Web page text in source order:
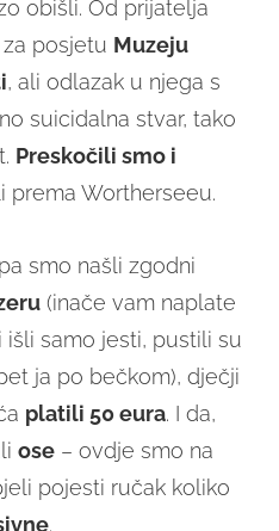
obišli. Od prijatelja
posjetu Muzeju
, ali odlazak u njega s
suicidalna stvar, tako
Preskočili smo i
prema Wortherseeu.
smo našli zgodni
(inače vam naplate
išli samo jesti, pustili su
ja po bečkom), dječji
platili 50 eura. I da,
ose – ovdje smo na
pojesti ručak koliko
.